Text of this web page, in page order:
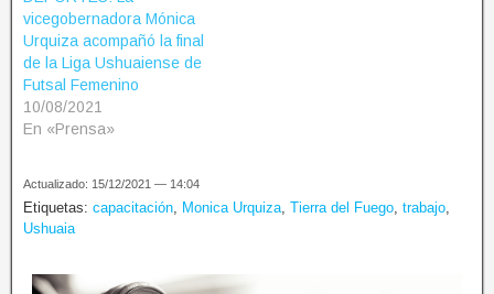
vicegobernadora Mónica
Urquiza acompañó la final
de la Liga Ushuaiense de
Futsal Femenino
10/08/2021
En «Prensa»
Actualizado: 15/12/2021 — 14:04
Etiquetas: capacitación Monica Urquiza Tierra del Fuego trabajo
Ushuaia